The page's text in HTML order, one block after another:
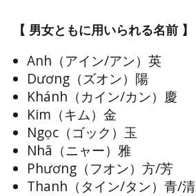
【 男女ともに用いられる名前 】
Anh（アイン/アン）英
Dương（ズオン）陽
Khánh（カイン/カン）慶
Kim（キム）金
Ngọc（ゴック）玉
Nhã（ニャー）雅
Phương（フオン）方/芳
Thanh（タイン/タン）青/清